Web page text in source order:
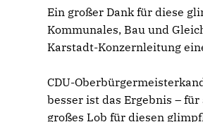
Ein großer Dank für diese
Kommunales, Bau und
Karstadt-Konzernleitung
CDU-
besser ist das Ergebnis –
großes Lob für diesen